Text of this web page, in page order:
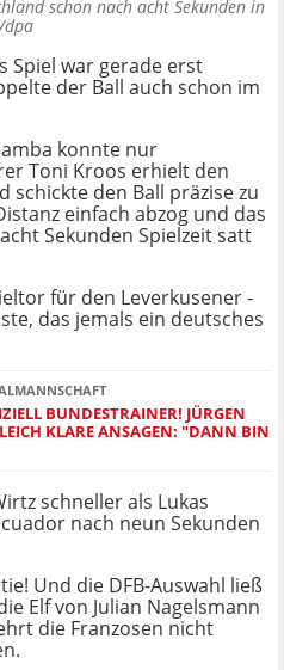
schon nach acht Sekunden in
dpa
Spiel war gerade erst
der Ball auch schon im
konnte nur
Toni Kroos erhielt den
schickte den Ball präzise zu
einfach abzog und das
Sekunden Spielzeit satt
für den Leverkusener -
das jemals ein deutsches
BUNDESTRAINER! JÜRGEN
KLARE ANSAGEN: "DANN BIN
schneller als Lukas
nach neun Sekunden
Und die DFB-Auswahl ließ
Elf von Julian Nagelsmann
die Franzosen nicht